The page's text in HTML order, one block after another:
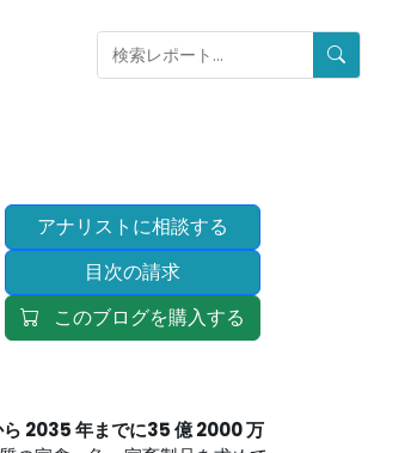
アナリストに相談する
目次の請求
このブログを購入する
2035 年までに35 億 2000 万